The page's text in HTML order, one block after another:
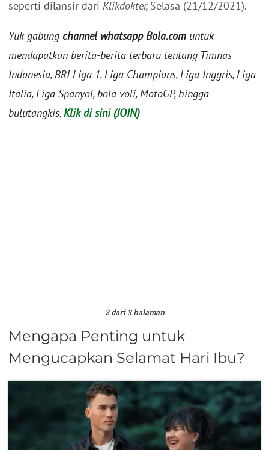
seperti dilansir dari Klikdokter, Selasa (21/12/2021).
Yuk gabung channel whatsapp Bola.com untuk
mendapatkan berita-berita terbaru tentang Timnas
Indonesia, BRI Liga 1, Liga Champions, Liga Inggris, Liga
Italia, Liga Spanyol, bola voli, MotoGP, hingga
bulutangkis.Klik di sini (JOIN)
2 dari 3 halaman
Mengapa Penting untuk
Mengucapkan Selamat Hari Ibu?